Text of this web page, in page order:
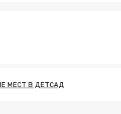
МЕСТ В ДЕТСАД